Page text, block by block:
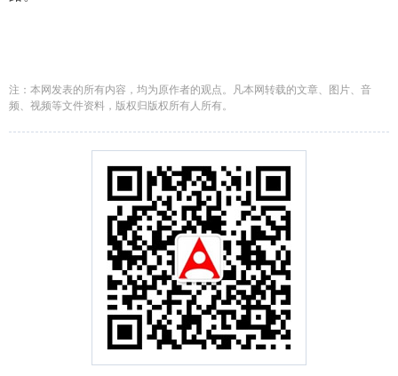
注：本网发表的所有内容，均为原作者的观点。凡本网转载的文章、图片、音
频、视频等文件资料，版权归版权所有人所有。